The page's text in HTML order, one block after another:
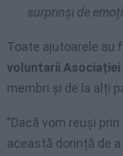
surprinși de
Toate ajutoarele au
voluntarii Asociației
membri și de la alți
”Dacă vom reuși
această dorință de